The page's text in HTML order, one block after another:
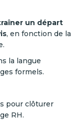
un départ
, en fonction de la
la langue
formels.
pour clôturer
RH.